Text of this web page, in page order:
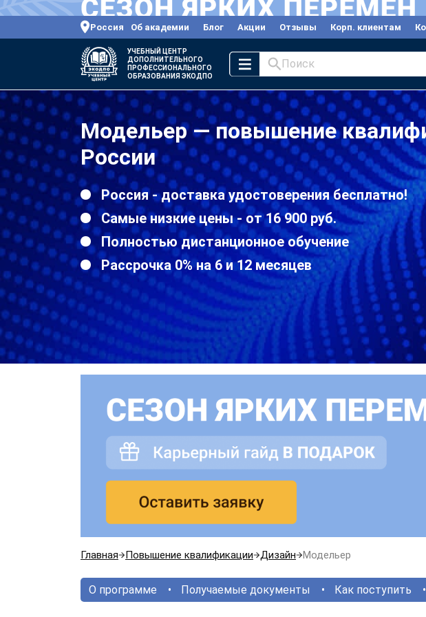
Россия Об академии Блог Акции Отзывы Корп. клиентам
УЧЕБНЫЙ ЦЕНТР
ДОПОЛНИТЕЛЬНОГО
ПРОФЕССИОНАЛЬНОГО
ОБРАЗОВАНИЯ ЭКОДПО
Поиск
Модельер — повышение
России
Россия - доставка удостоверения бесплатно!
Самые низкие цены - от 16 900 руб.
Полностью дистанционное обучение
Рассрочка 0% на 6 и 12 месяцев
Главная Повышение квалификации Дизайн Модельер
О программе Получаемые документы Как поступить